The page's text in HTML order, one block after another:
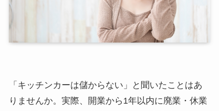
「キッチンカーは儲からない」と聞いたことはあ
りませんか。実際、開業から1年以内に廃業・休業